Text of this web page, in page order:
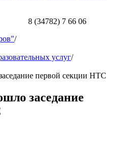
8 (34782) 7 66 06
/
услуг/
первой секции НТС
заседание